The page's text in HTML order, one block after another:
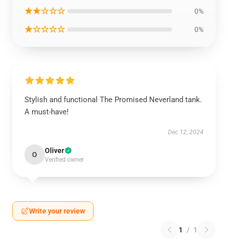
★★☆☆☆ 0%
★☆☆☆☆ 0%
Stylish and functional The Promised Neverland tank.
A must-have!
Dec 12, 2024
O Oliver
Verified owner
Write your review
1 / 1